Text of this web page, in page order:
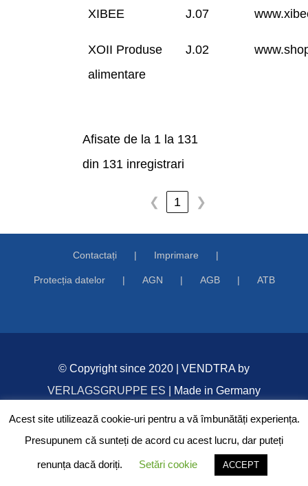
XIBEE J.07
XOII Produse
alimentare
J.02
Afisate de la 1 la 131
din 131 inregistrari
❮ 1 ❯
Contactați Imprimare
Protecția datelor AGN AGB ATB
© Copyright since 2020 | VENDTRA by
VERLAGSGRUPPE ES | Made in Germany
Facebook
Acest site utilizează cookie-uri pentru a vă îmbunătăți experiența.
Presupunem că sunteți de acord cu acest lucru, dar puteți
renunța dacă doriți. Setări cookie ACCEPT